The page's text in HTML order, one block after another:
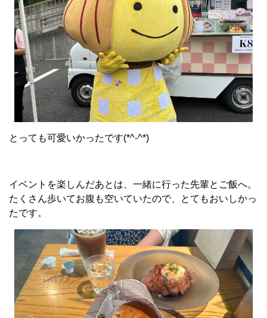
とっても可愛いかったです(*^-^*)
イベントを楽しんだあとは、一緒に行った先輩とご飯へ。
たくさん歩いてお腹も空いていたので、とてもおいしかっ
たです。